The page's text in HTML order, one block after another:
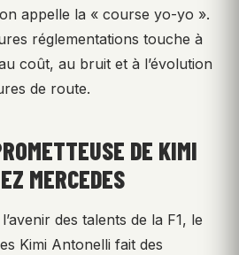
appelle la « course yo-yo ».
réglementations touche à
coût, au bruit et à l’évolution
de route.
DE KIMI
MERCEDES
des talents de la F1, le
Kimi Antonelli fait des